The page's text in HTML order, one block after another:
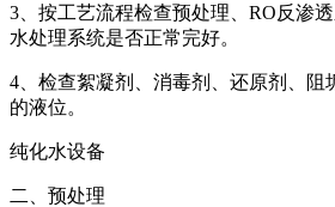
3、按工艺流程检查预处理、RO反渗
水处理系统是否正常完好。
4、检查絮凝剂、消毒剂、还原剂、阻
的液位。
纯化水设备
二、预处理